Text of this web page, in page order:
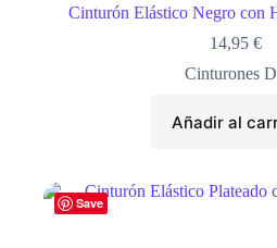
Cinturón Elástico Negro con
14,95€
Cinturones
Añadir al
Save